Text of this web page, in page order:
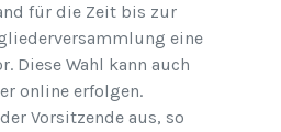
für die Zeit bis zur
eine
Diese Wahl kann auch
online erfolgen.
Vorsitzende aus, so